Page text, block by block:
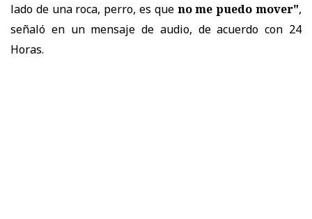
lado de una roca, perro, es que no me puedo mover",
señaló en un mensaje de audio, de acuerdo con 24
Horas.